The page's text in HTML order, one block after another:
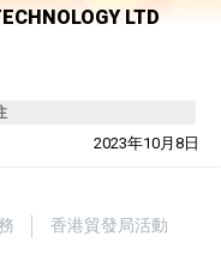
LTD
2023年10月8日
香港貿發局活動